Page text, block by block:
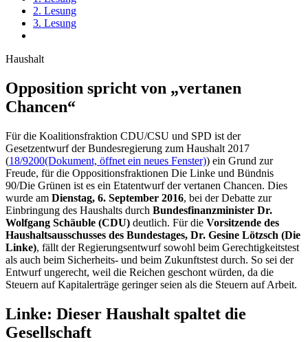
2. Lesung
3. Lesung
Haushalt
Opposition spricht von „vertanen
Chancen“
Für die Koalitionsfraktion CDU/CSU und SPD ist der
Gesetzentwurf der Bundesregierung zum Haushalt 2017
(18/9200(Dokument, öffnet ein neues Fenster)) ein Grund zur
Freude, für die Oppositionsfraktionen Die Linke und Bündnis
90/Die Grünen ist es ein Etatentwurf der vertanen Chancen. Dies
wurde am Dienstag, 6. September 2016, bei der Debatte zur
Einbringung des Haushalts durch Bundesfinanzminister Dr.
Wolfgang Schäuble (CDU) deutlich. Für die Vorsitzende des
Haushaltsausschusses des Bundestages, Dr. Gesine Lötzsch (Die
Linke), fällt der Regierungsentwurf sowohl beim Gerechtigkeitstest
als auch beim Sicherheits- und beim Zukunftstest durch. So sei der
Entwurf ungerecht, weil die Reichen geschont würden, da die
Steuern auf Kapitalerträge geringer seien als die Steuern auf Arbeit.
Linke: Dieser Haushalt spaltet die
Gesellschaft